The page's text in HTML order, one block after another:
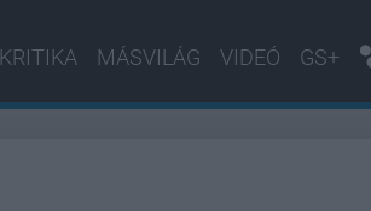
KRITIKA MÁSVILÁG VIDEÓ GS+